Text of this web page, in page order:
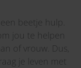
beetje hulp.
jou te helpen
of vrouw. Dus,
je leven met